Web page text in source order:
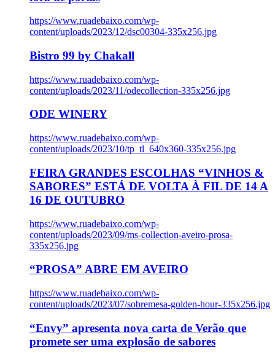
https://www.ruadebaixo.com/wp-
content/uploads/2023/12/dsc00304-335x256.jpg
Bistro 99 by Chakall
https://www.ruadebaixo.com/wp-
content/uploads/2023/11/odecollection-335x256.jpg
ODE WINERY
https://www.ruadebaixo.com/wp-
content/uploads/2023/10/tp_tl_640x360-335x256.jpg
FEIRA GRANDES ESCOLHAS “VINHOS &
SABORES” ESTÁ DE VOLTA À FIL DE 14 A
16 DE OUTUBRO
https://www.ruadebaixo.com/wp-
content/uploads/2023/09/ms-collection-aveiro-prosa-
335x256.jpg
“PROSA” ABRE EM AVEIRO
https://www.ruadebaixo.com/wp-
content/uploads/2023/07/sobremesa-golden-hour-335x256.jpg
“Envy” apresenta nova carta de Verão que
promete ser uma explosão de sabores